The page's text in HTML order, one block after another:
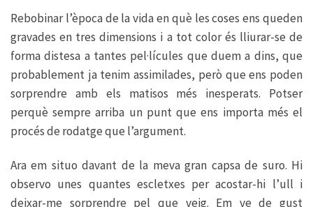
Rebobinar l’època de la vida en què les coses ens queden
gravades en tres dimensions i a tot color és lliurar-se de
forma distesa a tantes pel·lícules que duem a dins, que
probablement ja tenim assimilades, però que ens poden
sorprendre amb els matisos més inesperats. Potser
perquè sempre arriba un punt que ens importa més el
procés de rodatge que l’argument.
Ara em situo davant de la meva gran capsa de suro. Hi
observo unes quantes escletxes per acostar-hi l’ull i
deixar-me sorprendre pel que veig. Em ve de gust